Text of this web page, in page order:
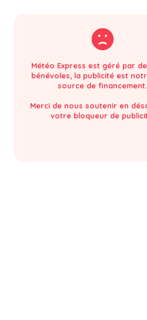
Météo Express est géré par
bénévoles, la publicité est
source de financement.
Merci de nous soutenir en
votre bloqueur de